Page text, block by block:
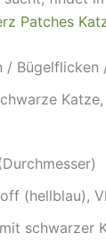
Patches
/ Bügelflicken
(hellblau),
schwarzer